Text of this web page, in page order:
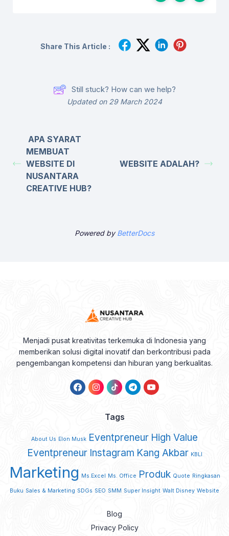
Share This Article :
Still stuck? How can we help?
Updated on 29 March 2024
APA SYARAT
MEMBUAT
WEBSITE DI
NUSANTARA
CREATIVE HUB?
WEBSITE ADALAH?
Powered byBetterDocs
Menjadi pusat kreativitas terkemuka di Indonesia yang
memberikan solusi digital inovatif dan berkontribusi pada
pengembangan kompetensi dan hiburan yang berkualitas.
Tags
About Us Elon Musk Eventpreneur High Value
Eventpreneur Instagram Kang Akbar KBLI
Marketing Ms.Excel Ms. Office Produk Quote Ringkasan
Buku Sales & Marketing SDGs SEO SMM Super Insight Walt Disney Website
Blog
Privacy Policy